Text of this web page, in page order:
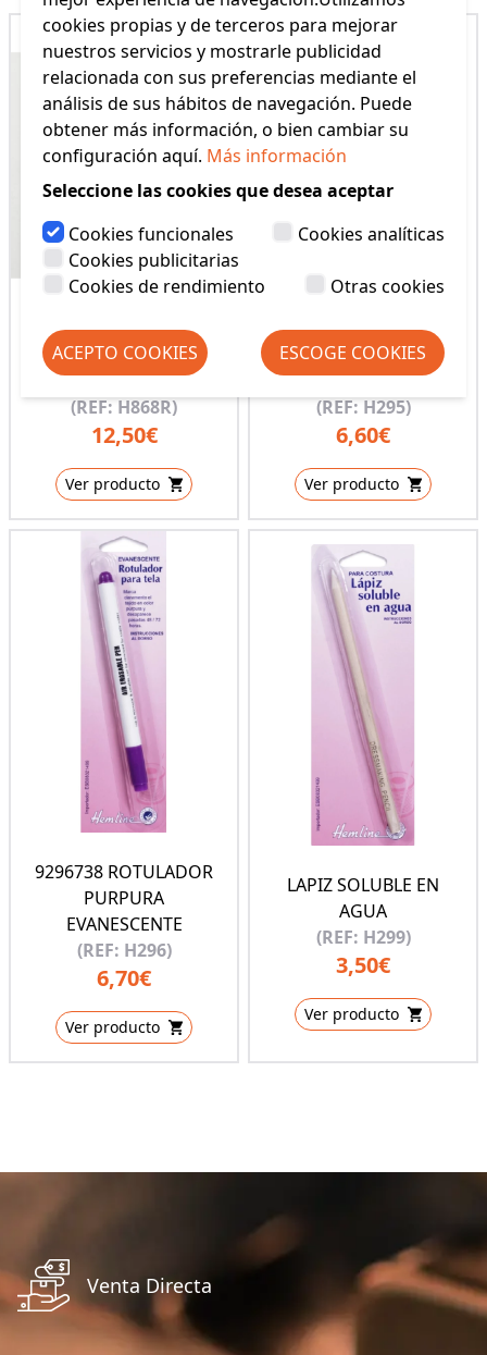
REPUESTO MARCADOR
EN POLVO
(REF: H868R)
12,50€
Ver producto
9295714 ROTULADOR
PARA TELA
(REF: H295)
6,60€
Ver producto
9296738 ROTULADOR
PURPURA
EVANESCENTE
(REF: H296)
6,70€
Ver producto
LAPIZ SOLUBLE EN
AGUA
(REF: H299)
3,50€
Ver producto
Venta Directa
cookies propias y de terceros para mejorar
nuestros servicios y mostrarle publicidad
relacionada con sus preferencias mediante el
análisis de sus hábitos de navegación. Puede
obtener más información, o bien cambiar su
configuración aquí. Más información
Seleccione las cookies que desea aceptar
Cookies funcionales
Cookies analíticas
Cookies publicitarias
Cookies de rendimiento
Otras cookies
ACEPTO COOKIES ESCOGE COOKIES